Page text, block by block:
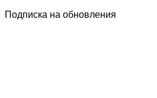
Подписка на обновления